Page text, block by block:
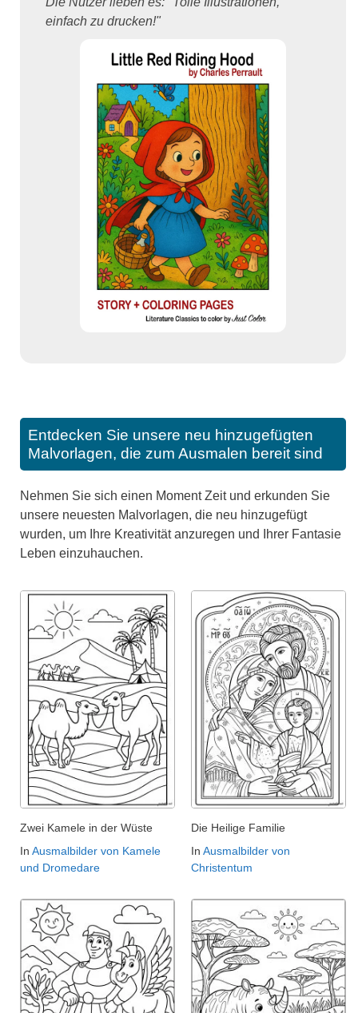
einfach zu drucken!"
Entdecken Sie unsere neu hinzugefügten
Malvorlagen, die zum Ausmalen bereit sind
Nehmen Sie sich einen Moment Zeit und erkunden Sie
unsere neuesten Malvorlagen, die neu hinzugefügt
wurden, um Ihre Kreativität anzuregen und Ihrer Fantasie
Leben einzuhauchen.
Zwei Kamele in der Wüste
In Ausmalbilder von Kamele
und Dromedare
Die Heilige Familie
In Ausmalbilder von
Christentum